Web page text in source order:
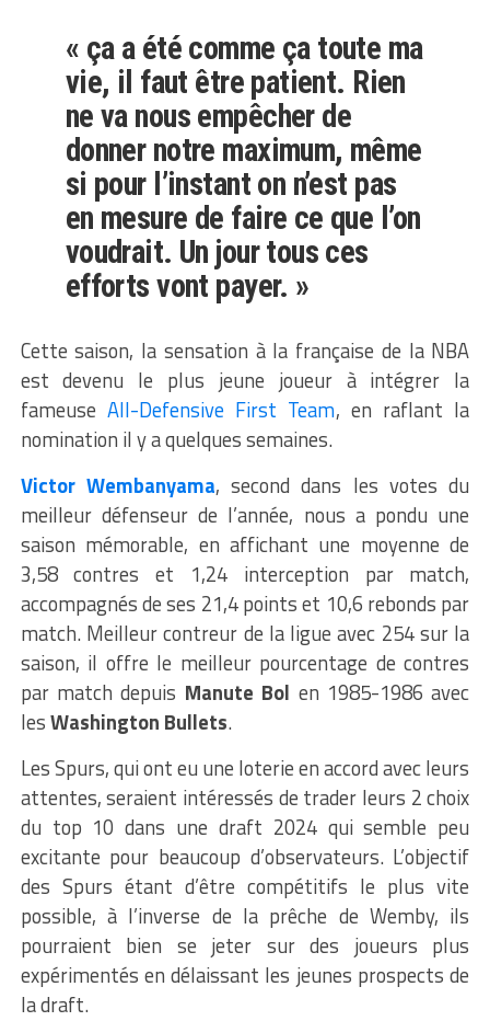
« ça a été comme ça toute ma
vie, il faut être patient. Rien
ne va nous empêcher de
donner notre maximum, même
si pour l’instant on n’est pas
en mesure de faire ce que l’on
voudrait. Un jour tous ces
efforts vont payer. »
Cette saison, la sensation à la française de la NBA
est devenu le plus jeune joueur à intégrer la
fameuse All-Defensive First Team, en raflant la
nomination il y a quelques semaines.
Victor Wembanyama, second dans les votes du
meilleur défenseur de l’année, nous a pondu une
saison mémorable, en affichant une moyenne de
3,58 contres et 1,24 interception par match,
accompagnés de ses 21,4 points et 10,6 rebonds par
match. Meilleur contreur de la ligue avec 254 sur la
saison, il offre le meilleur pourcentage de contres
par match depuis Manute Bol en 1985-1986 avec
lesWashington Bullets.
Les Spurs, qui ont eu une loterie en accord avec leurs
attentes, seraient intéressés de trader leurs 2 choix
du top 10 dans une draft 2024 qui semble peu
excitante pour beaucoup d’observateurs. L’objectif
des Spurs étant d’être compétitifs le plus vite
possible, à l’inverse de la prêche de Wemby, ils
pourraient bien se jeter sur des joueurs plus
expérimentés en délaissant les jeunes prospects de
la draft.